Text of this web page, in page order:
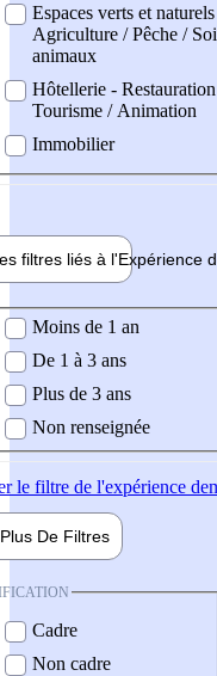
Espaces verts et
Agriculture / Pêche /
animaux
Hôtellerie -
Tourisme / Animation
Immobilier
filtres liés à l'Expérience
demandée
Moins de 1 an
De 1 à 3 ans
Plus de 3 ans
Non renseignée
le filtre de l'expérience
Plus De Filtres
Cadre
Non cadre